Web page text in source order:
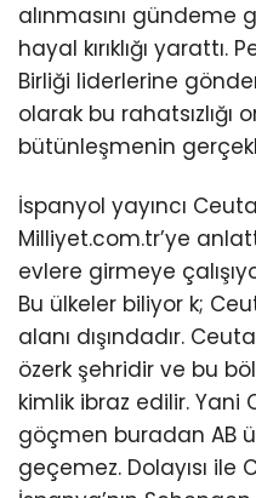
alınmasını gündeme
hayal kırıklığı yarattı.
Birliği liderlerine
olarak bu rahatsızlığı
bütünleşmenin
İspanyol yayıncı
Milliyet.com.tr’ye
evlere girmeye
Bu ülkeler biliyor k;
alanı dışındadır.
özerk şehridir ve bu
kimlik ibraz edilir. Yani
göçmen buradan AB
geçemez. Dolayısı ile